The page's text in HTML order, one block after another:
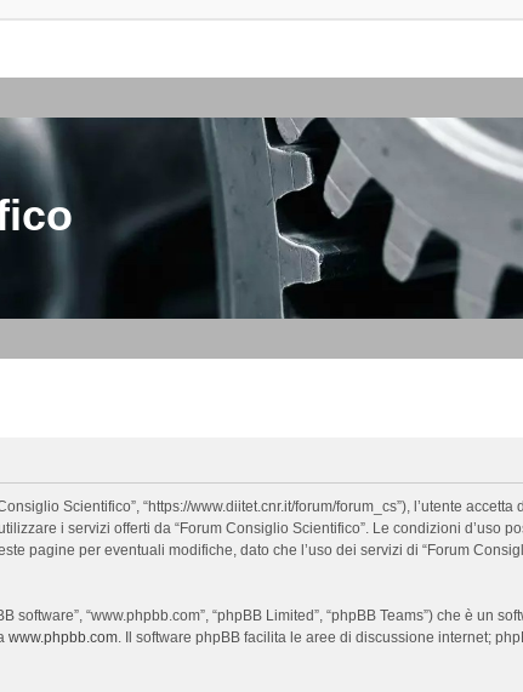
Scientifico”, “https://www.diitet.cnr.it/forum/forum_cs”), l’utente
i servizi offerti da “Forum Consiglio Scientifico”. Le condizioni d’uso
pagine per eventuali modifiche, dato che l’uso dei servizi di “Forum
software”, “www.phpbb.com”, “phpBB Limited”, “phpBB Teams”) che è un
www.phpbb.com. Il software phpBB facilita le aree di discussione internet;